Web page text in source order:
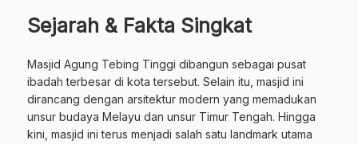
Sejarah & Fakta Singkat
Masjid Agung Tebing Tinggi dibangun sebagai pusat
ibadah terbesar di kota tersebut. Selain itu, masjid ini
dirancang dengan arsitektur modern yang memadukan
unsur budaya Melayu dan unsur Timur Tengah. Hingga
kini, masjid ini terus menjadi salah satu landmark utama